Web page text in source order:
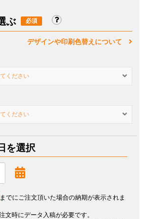
ぶ
デザインや印刷色替えについて
ください
ください
を選択
までにご注文頂いた場合の納期が表示されま
文時にデータ入稿が必要です。